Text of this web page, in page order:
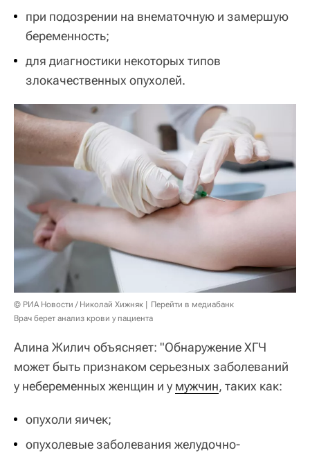
при подозрении на внематочную и замершую
беременность;
для диагностики некоторых типов
злокачественных опухолей.
© РИА Новости / Николай Хижняк
Перейти в медиабанк
Врач берет анализ крови у пациента
Алина Жилич объясняет: "Обнаружение ХГЧ
может быть признаком серьезных заболеваний
у небеременных женщин и у мужчин, таких как:
опухоли яичек;
опухолевые заболевания желудочно-